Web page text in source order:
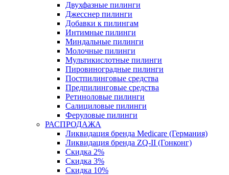
Двухфазные пилинги
Джесснер пилинги
Добавки к пилингам
Интимные пилинги
Миндальные пилинги
Молочные пилинги
Мультикислотные пилинги
Пировиноградные пилинги
Постпилинговые средства
Предпилинговые средства
Ретиноловые пилинги
Салициловые пилинги
Феруловые пилинги
РАСПРОДАЖА
Ликвидация бренда Medicare (Германия)
Ликвидация бренда ZQ-II (Гонконг)
Скидка 2%
Скидка 3%
Скидка 10%